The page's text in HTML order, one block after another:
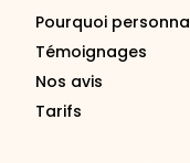
Pourquoi
Témoignages
Nos avis
Tarifs